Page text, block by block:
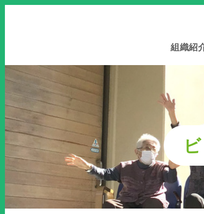
このページの本文へ
組織紹